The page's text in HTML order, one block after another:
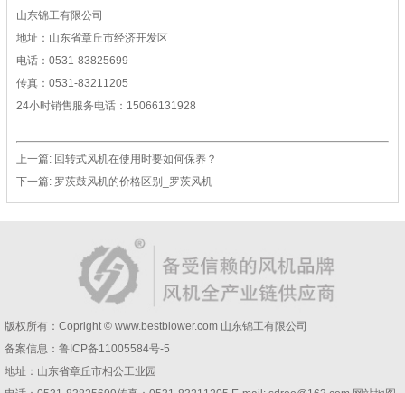
山东锦工有限公司
地址：山东省章丘市经济开发区
电话：0531-83825699
传真：0531-83211205
24小时销售服务电话：15066131928
上一篇: 回转式风机在使用时要如何保养？
下一篇: 罗茨鼓风机的价格区别_罗茨风机
版权所有：Copright © www.bestblower.com 山东锦工有限公司
备案信息： 鲁ICP备11005584号-5
地址：山东省章丘市相公工业园